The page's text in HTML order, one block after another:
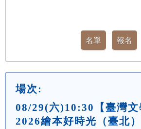
場次:
08/29(六)10:30【臺灣文
2026繪本好時光（臺北）